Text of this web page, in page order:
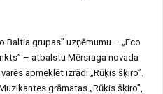
Baltia grupas” uzņēmumu – „Eco
– atbalstu Mērsraga novada
apmeklēt izrādi „Rūķis šķiro”.
grāmatas „Rūķis šķiro”,